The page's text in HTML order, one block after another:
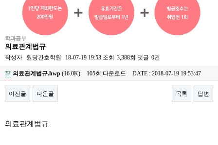
학과공부
의료관계법규
작성자 원당간호학원 18-07-19 19:53 조회 3,388회 댓글 0건
의료관계법규.hwp (16.0K) 105회 다운로드 DATE : 2018-07-19 19:53:47
이전글 다음글 목록 답변
의료관계법규